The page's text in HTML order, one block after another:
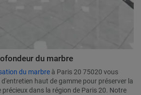
du marbre
du marbre à Paris 20 75020 vous
haut de gamme pour préserver la
dans la région de Paris 20. Notre